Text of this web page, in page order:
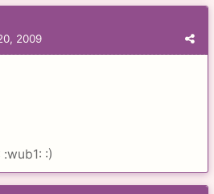
2009
:)